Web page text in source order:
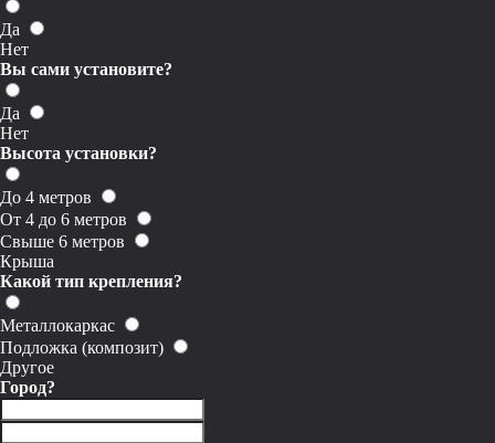
Да
Нет
Вы сами установите?
Да
Нет
Высота установки?
До 4 метров
От 4 до 6 метров
Свыше 6 метров
Крыша
Какой тип крепления?
Металлокаркас
Подложка (композит)
Другое
Город?